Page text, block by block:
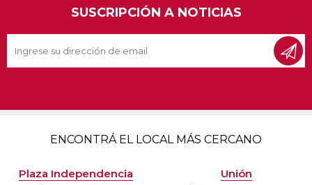
SUSCRIPCIÓN A NOTICIAS
ENCONTRÁ EL LOCAL MÁS CERCANO
Plaza Independencia Unión